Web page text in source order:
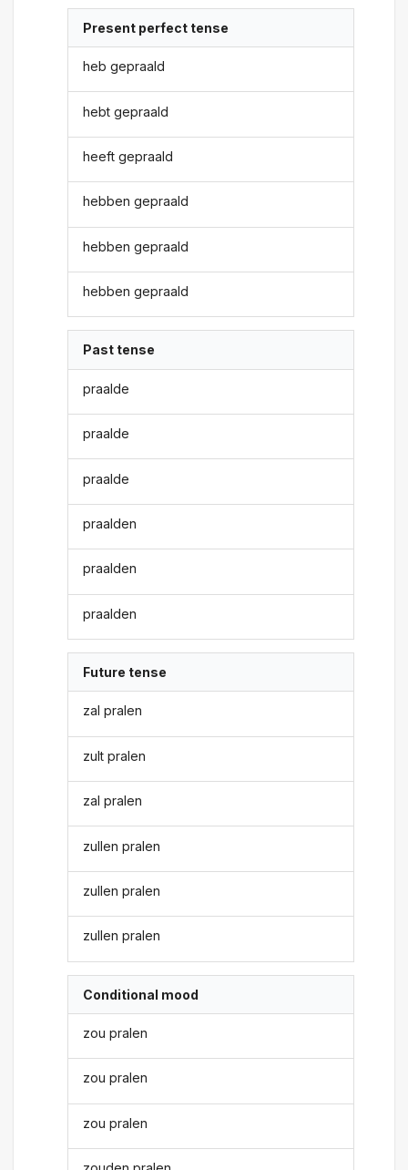
Present perfect tense
heb gepraald
hebt gepraald
heeft gepraald
hebben gepraald
hebben gepraald
hebben gepraald
Past tense
praalde
praalde
praalde
praalden
praalden
praalden
Future tense
zal pralen
zult pralen
zal pralen
zullen pralen
zullen pralen
zullen pralen
Conditional mood
zou pralen
zou pralen
zou pralen